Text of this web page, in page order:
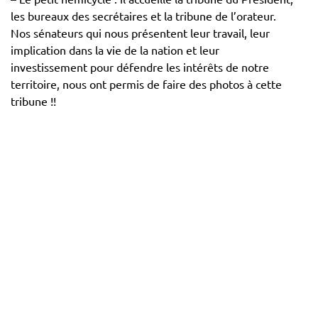
les bureaux des secrétaires et la tribune de l’orateur.
Nos sénateurs qui nous présentent leur travail, leur
implication dans la vie de la nation et leur
investissement pour défendre les intérêts de notre
territoire, nous ont permis de faire des photos à cette
tribune !!